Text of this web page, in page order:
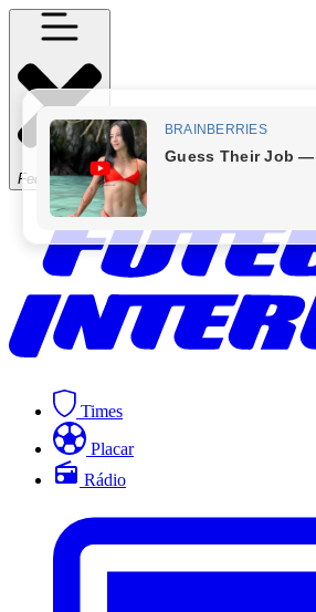
Fechar Menu
Times
Placar
Rádio